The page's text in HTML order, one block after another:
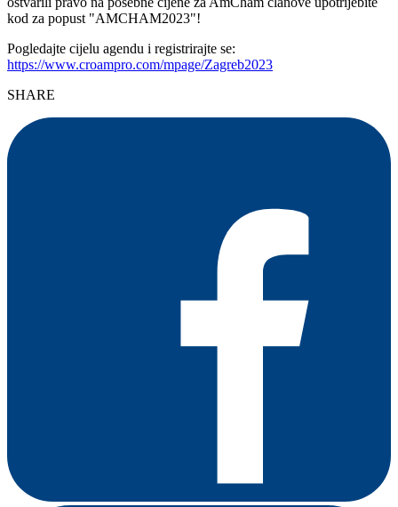
kod za popust "AMCHAM2023"!
Pogledajte cijelu agendu i registrirajte se:
https://www.croampro.com/mpage/Zagreb2023
SHARE